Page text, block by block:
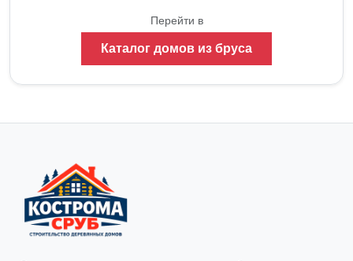
Перейти в
Каталог домов из бруса